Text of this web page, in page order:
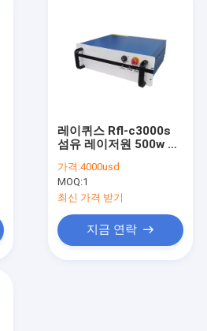
레이퀴스 Rfl-c3000s
섬유 레이저원 500w 1
kw 6 kw
가격:4000usd
MOQ:1
최신 가격 받기
지금 연락